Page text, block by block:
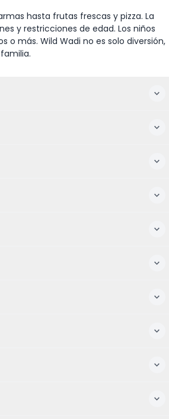
hasta frutas frescas y pizza. La
y restricciones de edad. Los niños
o más. Wild Wadi no es solo diversión,